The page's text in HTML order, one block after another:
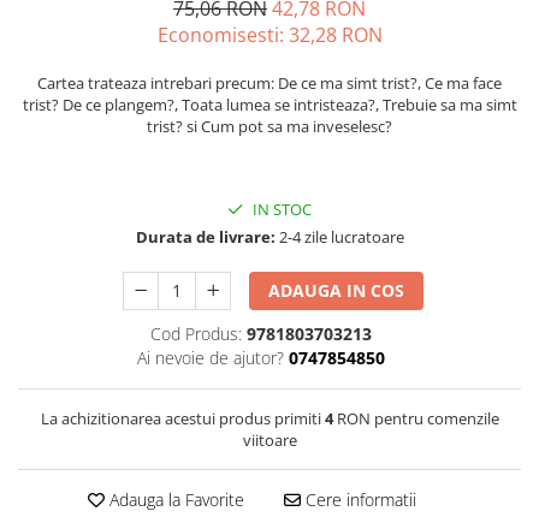
75,06 RON42,78 RON
Economisesti: 32,28 RON
Cartea trateaza intrebari precum: De ce ma simt trist?, Ce ma face
trist? De ce plangem?, Toata lumea se intristeaza?, Trebuie sa ma simt
trist? si Cum pot sa ma inveselesc?
IN STOC
Durata de livrare: 2-4 zile lucratoare
ADAUGA IN COS
Cod Produs: 9781803703213
Ai nevoie de ajutor? 0747854850
La achizitionarea acestui produs primiti4RON pentru comenzile
viitoare
Adauga la Favorite Cere informatii